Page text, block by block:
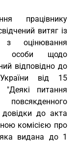
працівнику
витяг із
з оцінювання
особи щодо
відповідно до
України від 15
"Деякі питання
довідки до акта
комісією про
яка видана до 1